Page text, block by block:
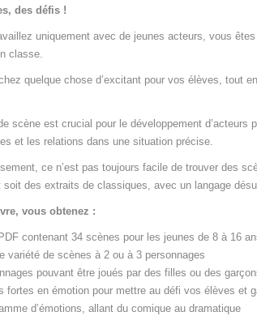
des défis !
uniquement avec de jeunes acteurs, vous
classe.
quelque chose d’excitant pour vos élèves, tout
scène est crucial pour le développement d’acteurs
et les relations dans une situation précise.
ce n’est pas toujours facile de trouver des
soit des extraits de classiques, avec un langage
vous obtenez :
contenant 34 scènes pour les jeunes de 8 à 16
variété de scènes à 2 ou à 3 personnages
pouvant être joués par des filles ou des
fortes en émotion pour mettre au défi vos élèves et
d’émotions, allant du comique au dramatique